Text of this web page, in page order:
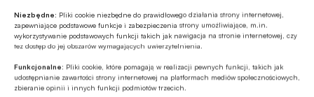
Niezbędne: Pliki cookie niezbędne do prawidłowego działania strony internetowej,
zapewniające podstawowe funkcje i zabezpieczenia strony umożliwiające, m.in.
wykorzystywanie podstawowych funkcji takich jak nawigacja na stronie internetowej, czy
tez dostęp do jej obszarów wymagających uwierzytelnienia.
Funkcjonalne: Pliki cookie, które pomagają w realizacji pewnych funkcji, takich jak
udostępnianie zawartości strony internetowej na platformach mediów społecznościowych,
zbieranie opinii i innych funkcji podmiotów trzecich.
AElżbieta Czetwertyńska, prezes zarządu Citi
Handlowy zaznaczyła: „Finansowanie transformacji
energetycznej i obronności wymaga współpracy
całego sektora.